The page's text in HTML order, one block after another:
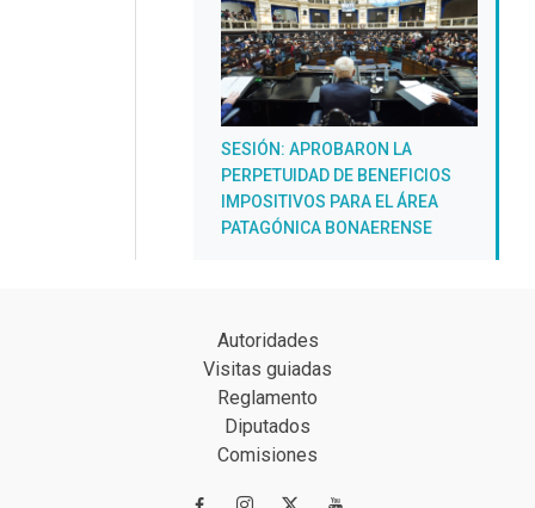
SESIÓN: APROBARON LA
PERPETUIDAD DE BENEFICIOS
IMPOSITIVOS PARA EL ÁREA
PATAGÓNICA BONAERENSE
Autoridades
Visitas guiadas
Reglamento
Diputados
Comisiones